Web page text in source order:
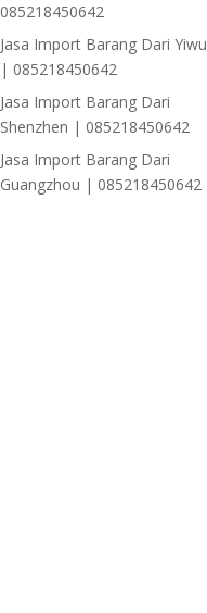
085218450642
Jasa Import Barang Dari Yiwu
| 085218450642
Jasa Import Barang Dari
Shenzhen | 085218450642
Jasa Import Barang Dari
Guangzhou | 085218450642